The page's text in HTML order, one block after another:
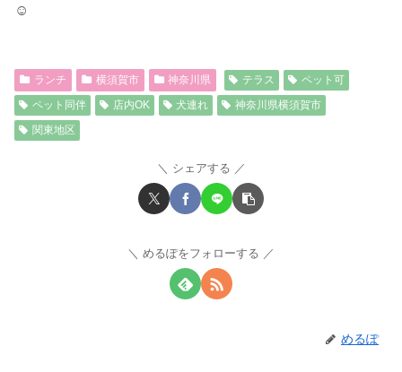
☺︎
ランチ 横須賀市 神奈川県 テラス
ペット可
ペット同伴
店内OK 犬連れ
神奈川県横須賀市
関東地区
シェアする
めるぽをフォローする
めるぽ